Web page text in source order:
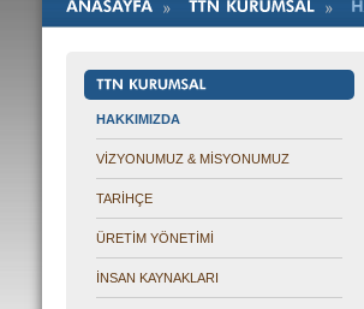
HAKKIMIZDA
VİZYONUMUZ & MİSYONUMUZ
TARİHÇE
ÜRETİM YÖNETİMİ
İNSAN KAYNAKLARI